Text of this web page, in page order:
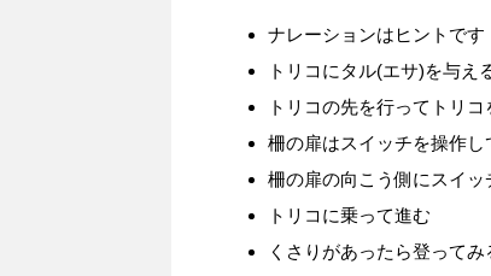
ナレーションはヒントです
トリコにタル(エサ)を与え
トリコの先を行ってトリコ
柵の扉はスイッチを操作し
柵の扉の向こう側にスイ
トリコに乗って進む
くさりがあったら登ってみ